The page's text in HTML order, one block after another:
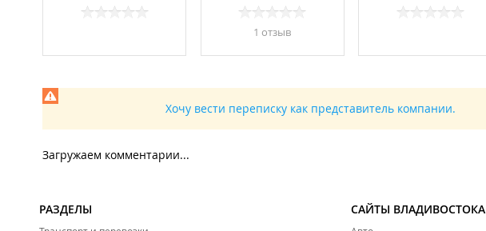
1 отзыв
Хочу вести переписку как представитель компании.
Загружаем комментарии...
РАЗДЕЛЫ САЙТЫ ВЛАДИВОСТОКА